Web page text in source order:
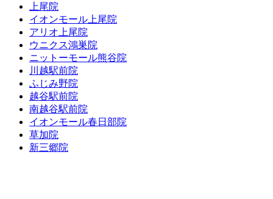
上尾院
イオンモール上尾院
アリオ上尾院
ウニクス鴻巣院
ニットーモール熊谷院
川越駅前院
ふじみ野院
越谷駅前院
南越谷駅前院
イオンモール春日部院
草加院
新三郷院